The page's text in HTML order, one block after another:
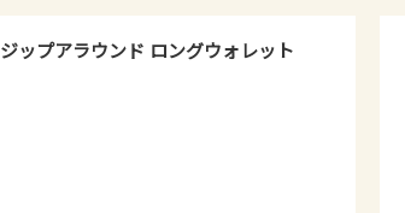
ジップアラウンド ロングウォレット